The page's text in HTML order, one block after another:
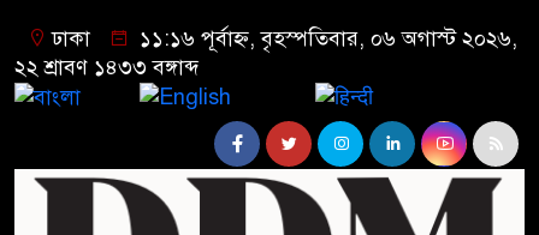
ঢাকা
১১:১৬ পূর্বাহ্ন, বৃহস্পতিবার, ০৬ অগাস্ট ২০২৬,
২২ শ্রাবণ ১৪৩৩ বঙ্গাব্দ